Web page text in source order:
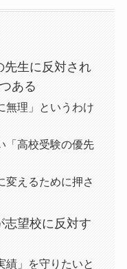
先生に反対され
ある
無理」というわけ
「高校受験の優先
変えるために押さ
志望校に反対す
績」を守りたいと